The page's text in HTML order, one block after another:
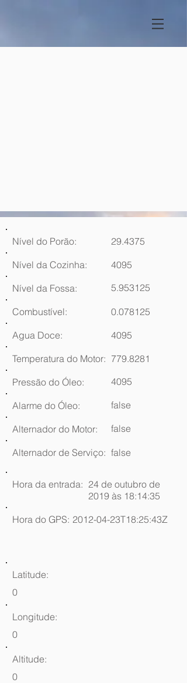
Nível do Porão:
29.4375
Nível da Cozinha:
4095
Nível da Fossa:
5.953125
Combustível:
0.078125
Agua Doce:
4095
Temperatura do Motor: 779.8281
Pressão do Óleo:
4095
Alarme do Óleo: false
Alternador do Motor: false
Alternador de Serviço: false
Hora da entrada: 24 de outubro de
2019 às 18:14:35
Hora do GPS: 2012-04-23T18:25:43Z
Latitude:
0
Longitude:
0
Altitude:
0